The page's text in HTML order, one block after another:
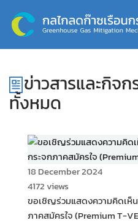
Skip to main content
ข่าวสารและกิจก
ทั้งหมด
18 December 2024
4172 views
ขอเชิญร่วมแสดงความคิดเห็
ภาคสมัครใจ (Premium T-